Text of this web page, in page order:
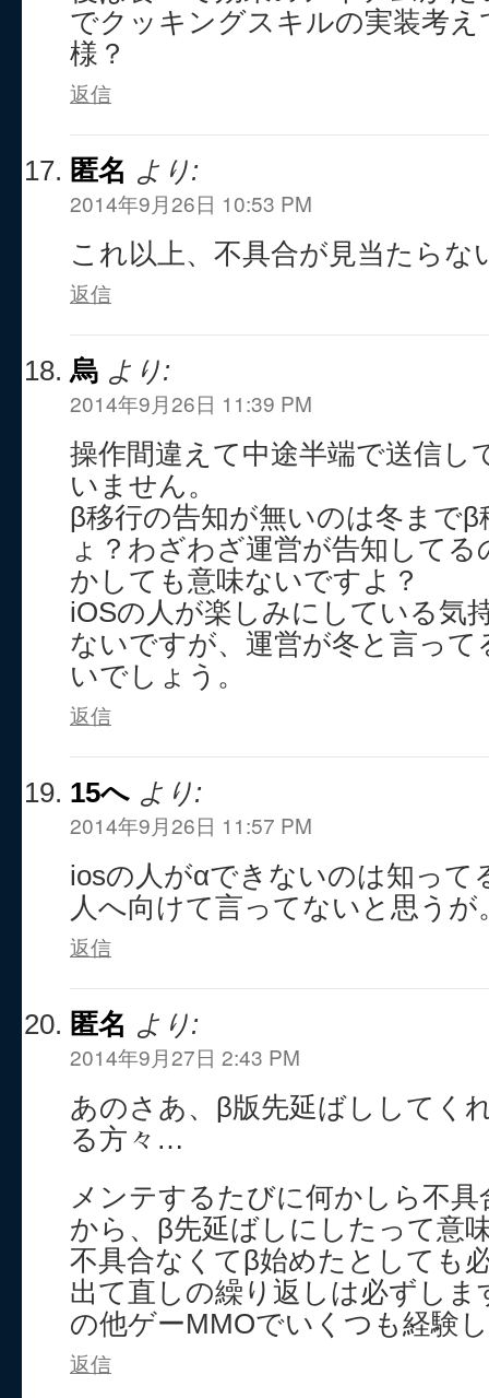
でクッキングスキルの実装考
様？
返信
匿名 より:
2014年9月26日 10:53 PM
これ以上、不具合が見当たらな
返信
烏 より:
2014年9月26日 11:39 PM
操作間違えて中途半端で送信し
いません。
β移行の告知が無いのは冬まで
ょ？わざわざ運営が告知して
かしても意味ないですよ？
iOSの人が楽しみにしている気
ないですが、運営が冬と言って
いでしょう。
返信
15へ より:
2014年9月26日 11:57 PM
iosの人がαできないのは知って
人へ向けて言ってないと思うが
返信
匿名 より:
2014年9月27日 2:43 PM
あのさあ、β版先延ばししてく
る方々…
メンテするたびに何かしら不
から、β先延ばしにしたって意
不具合なくてβ始めたとしても
出て直しの繰り返しは必ずし
の他ゲーMMOでいくつも経験
返信